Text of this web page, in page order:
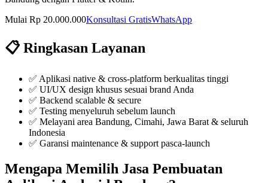
Mulai Rp 20.000.000Konsultasi GratisWhatsApp
📋 Ringkasan Layanan
✅ Aplikasi native & cross-platform berkualitas tinggi
✅ UI/UX design khusus sesuai brand Anda
✅ Backend scalable & secure
✅ Testing menyeluruh sebelum launch
✅ Melayani area Bandung, Cimahi, Jawa Barat & seluruh
Indonesia
✅ Garansi maintenance & support pasca-launch
Mengapa Memilih Jasa Pembuatan